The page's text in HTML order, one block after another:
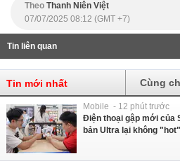
Theo Thanh Niên Việt
07/07/2025 08:12 (GMT +7)
Tin liên quan
Tin mới nhất Cùng
Mobile - 12 phút trước
Điện thoại gập mới của
bản Ultra lại không